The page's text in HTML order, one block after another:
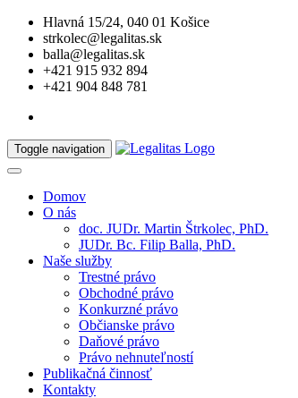
Hlavná 15/24, 040 01 Košice
strkolec@legalitas.sk
balla@legalitas.sk
+421 915 932 894
+421 904 848 781
Toggle navigation
Domov
O nás
doc. JUDr. Martin Štrkolec, PhD.
JUDr. Bc. Filip Balla, PhD.
Naše služby
Trestné právo
Obchodné právo
Konkurzné právo
Občianske právo
Daňové právo
Právo nehnuteľností
Publikačná činnosť
Kontakty